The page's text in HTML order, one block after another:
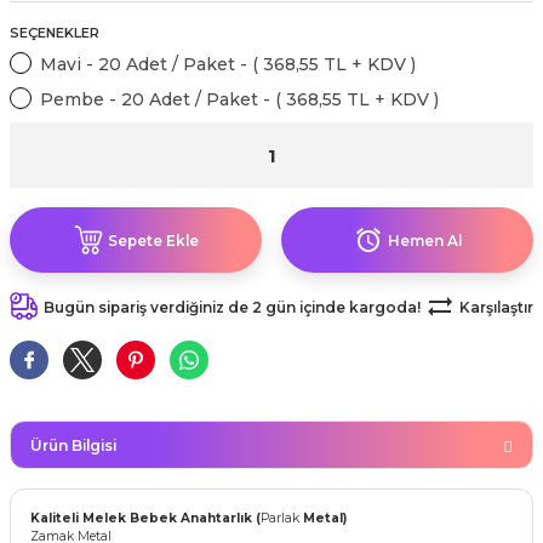
Veda Parti Malzemeleri
Süsleri (Halloween)
Süsleri
malzemeleri
VE NİKAH Şekeri SARF
dişim
Maskeleri
süsleri
Malzemeleri
Taş Baskı Ürünleri
Ürünleri
SEÇENEKLER
Mavi - 20 Adet / Paket - ( 368,55 TL + KDV )
Pembe - 20 Adet / Paket - ( 368,55 TL + KDV )
Sepete Ekle Hemen Al
Bugün sipariş verdiğiniz de 2 gün içinde kargoda! Karşılaştır
Ürün Bilgisi
Kaliteli Melek Bebek Anahtarlık (Parlak Metal)
Zamak Metal